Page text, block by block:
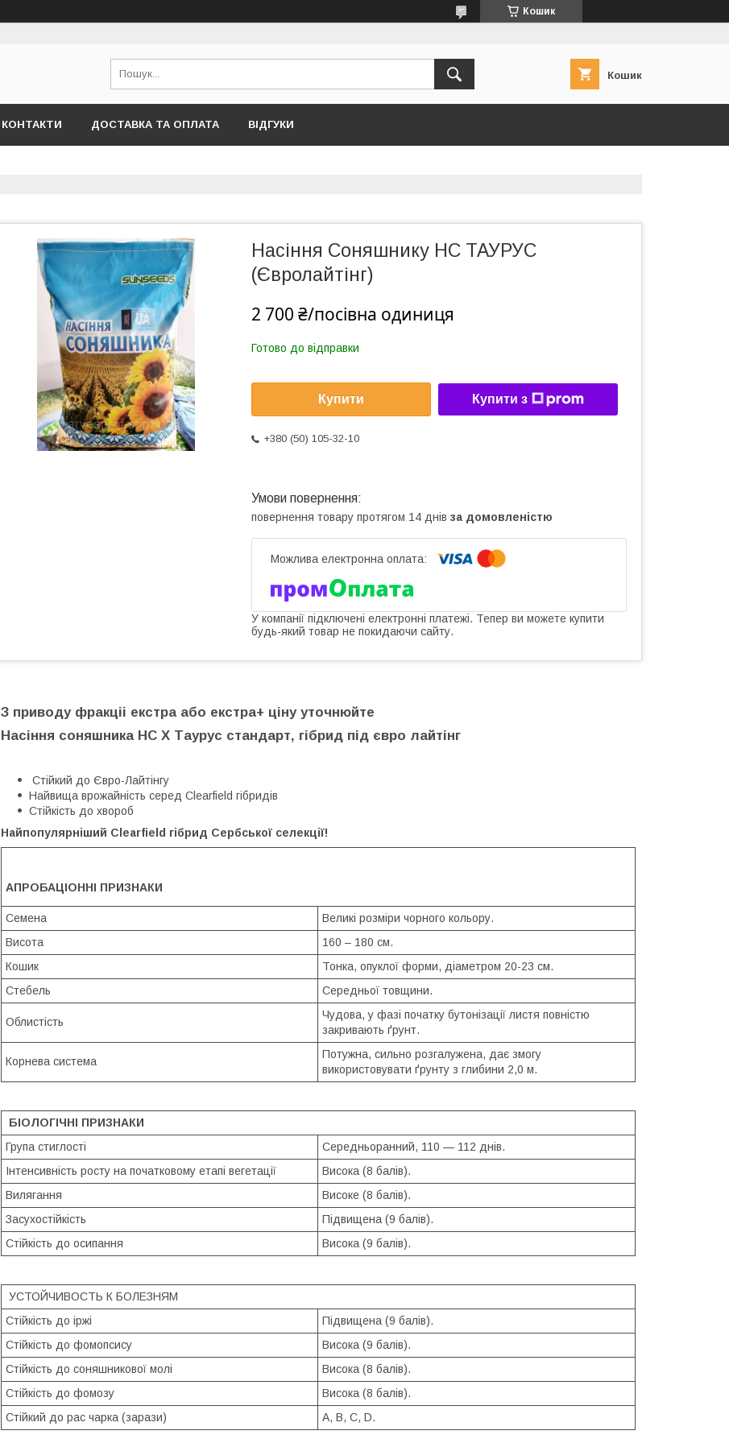
Кошик
Кошик
КОНТАКТИ ДОСТАВКА ТА ОПЛАТА ВІДГУКИ
Насіння Соняшнику НС ТАУРУС
(Євролайтінг)
2 700 ₴/посівна одиниця
Готово до відправки
Купити Купити з
+380 (50) 105-32-10
повернення товару протягом 14 днів за домовленістю
У компанії підключені електронні платежі. Тепер ви можете купити
будь-який товар не покидаючи сайту.
З приводу фракціі екстра або екстра+ ціну уточнюйте
Насіння соняшника НС Х Таурус стандарт, гібрид під євро лайтінг
Стійкий до Євро-Лайтінгу
Найвища врожайність серед Clearfield гібридів
Стійкість до хвороб
Найпопулярніший Clearfield гібрид Сербської селекції!
АПРОБАЦІОННІ ПРИЗНАКИ
Семена
Великі розміри чорного кольору.
Висота
160 – 180 см.
Кошик
Тонка, опуклої форми, діаметром 20-23 см.
Стебель
Середньої товщини.
Облистість
Чудова, у фазі початку бутонізації листя повністю
закривають ґрунт.
Корнева система
Потужна, сильно розгалужена, дає змогу
використовувати ґрунту з глибини 2,0 м.
БІОЛОГІЧНІ ПРИЗНАКИ
Група стиглості
Середньоранний, 110 — 112 днів.
Інтенсивність росту на початковому етапі вегетації
Висока (8 балів).
Вилягання
Високе (8 балів).
Засухостійкість
Підвищена (9 балів).
Стійкість до осипання
Висока (9 балів).
УСТОЙЧИВОСТЬ К БОЛЕЗНЯМ
Стійкість до іржі
Підвищена (9 балів).
Стійкість до фомопсису
Висока (9 балів).
Стійкість до соняшникової молі
Висока (8 балів).
Стійкість до фомозу
Висока (8 балів).
Стійкий до рас чарка (зарази)
A, B, C, D.